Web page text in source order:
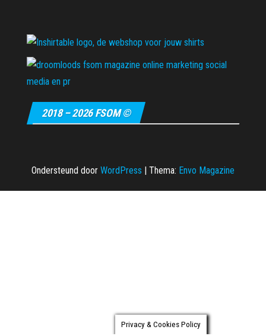
2018 – 2026 FSOM ©
Ondersteund door WordPress Thema: Envo Magazine
Privacy & Cookies Policy